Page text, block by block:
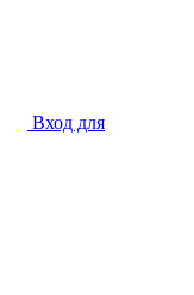
Вход для